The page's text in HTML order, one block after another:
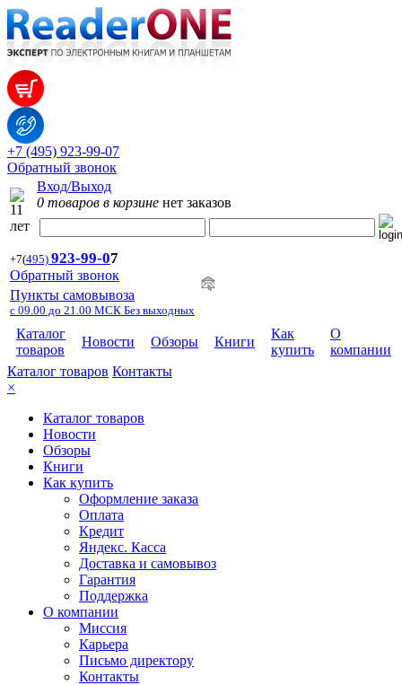
+7 (495) 923-99-07
Обратный звонок
Вход/Выход
0 товаров в корзине нет заказов
+7(495) 923-99-07
Обратный звонок
Пункты самовывоза
с 09.00 до 21.00 МСК Без выходных
Каталог
товаров
Новости Обзоры Книги
Как
купить
О
компании
Каталог товаров Контакты
×
Каталог товаров
Новости
Обзоры
Книги
Как купить
Оформление заказа
Оплата
Кредит
Яндекс. Касса
Доставка и самовывоз
Гарантия
Поддержка
О компании
Миссия
Карьера
Письмо директору
Контакты